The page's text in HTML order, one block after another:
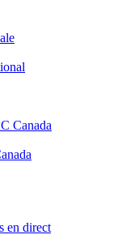
Canada
en direct